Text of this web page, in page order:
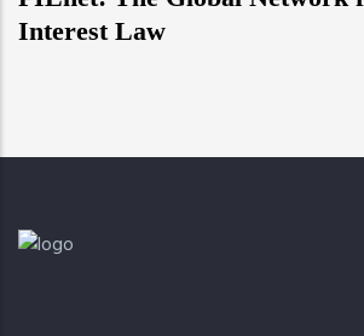
Interest Law